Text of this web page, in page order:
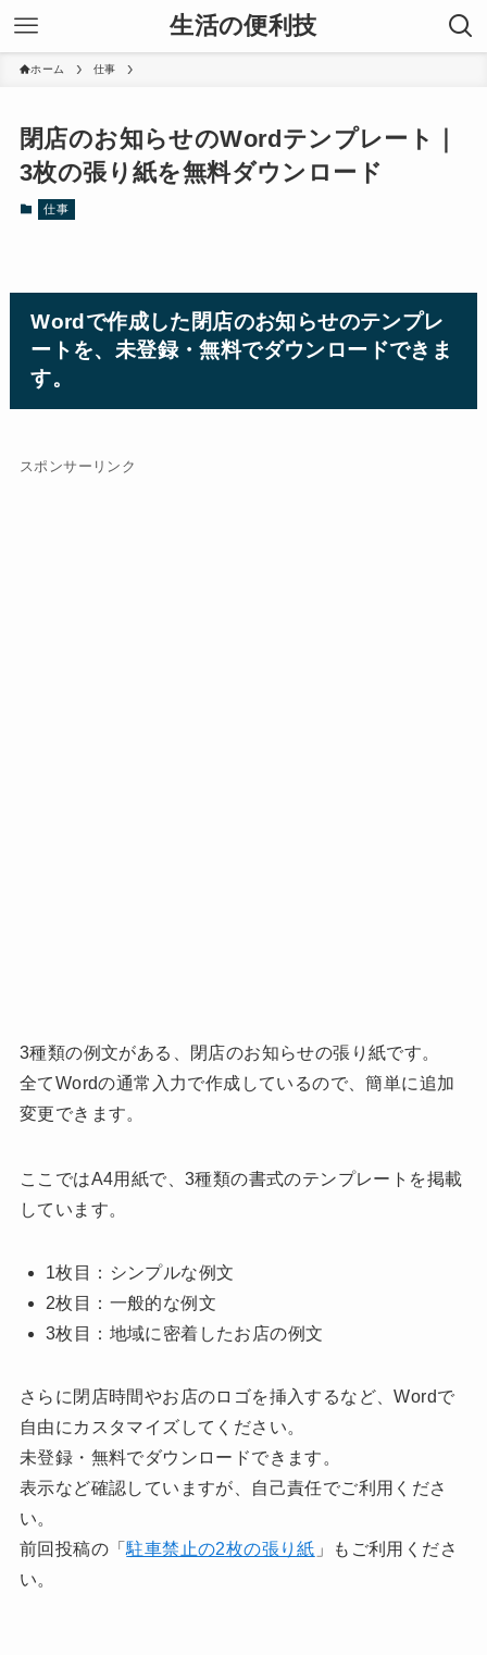
生活の便利技
ホーム 仕事
閉店のお知らせのWordテンプレート｜
3枚の張り紙を無料ダウンロード
仕事
Wordで作成した閉店のお知らせのテンプレ
ートを、未登録・無料でダウンロードできま
す。
スポンサーリンク
3種類の例文がある、閉店のお知らせの張り紙です。
全てWordの通常入力で作成しているので、簡単に追加
変更できます。
ここではA4用紙で、3種類の書式のテンプレートを掲載
しています。
1枚目：シンプルな例文
2枚目：一般的な例文
3枚目：地域に密着したお店の例文
さらに閉店時間やお店のロゴを挿入するなど、Wordで
自由にカスタマイズしてください。
未登録・無料でダウンロードできます。
表示など確認していますが、自己責任でご利用くださ
い。
前回投稿の「駐車禁止の2枚の張り紙 」もご利用くださ
い。